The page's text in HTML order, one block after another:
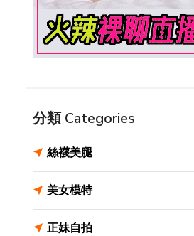
分類 Categories
絲襪美腿
美女模特
正妹自拍